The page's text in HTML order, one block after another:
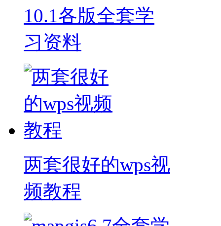
10.1各版全套学
习资料
两套很好的wps视
频教程